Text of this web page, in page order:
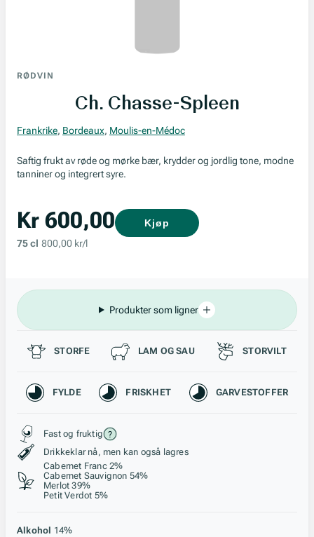
RØDVIN
Ch. Chasse-Spleen
Frankrike, Bordeaux, Moulis-en-Médoc
Saftig frukt av røde og mørke bær, krydder og jordlig tone, modne
tanniner og integrert syre.
Kr 600,00
75 cl 800,00 kr/l
Kjøp
Produkter som ligner
Passer til
STORFE LAM OG SAU STORVILT
Karakteristikk
FYLDE FRISKHET GARVESTOFFER
Stil, lagring og råstoff
Fast og fruktig
Drikkeklar nå, men kan også lagres
Cabernet Franc 2%
Cabernet Sauvignon 54%
Merlot 39%
Petit Verdot 5%
Alkohol 14%